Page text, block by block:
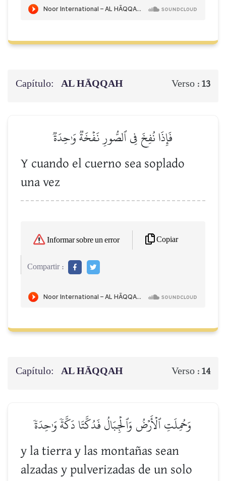
Capítulo: AL HĀQQAH Verso : 13
فَإِذَا نُفِخَ فِي ٱلصُّورِ نَفۡخَةٞ وَٰحِدَةٞ
Y cuando el cuerno sea soplado
una vez
Informar sobre un error Copiar
Compartir :
Capítulo: AL HĀQQAH Verso : 14
وَحُمِلَتِ ٱلۡأَرۡضُ وَٱلۡجِبَالُ فَدُكَّتَا دَكَّةٗ وَٰحِدَةٗ
y la tierra y las montañas sean
alzadas y pulverizadas de un solo